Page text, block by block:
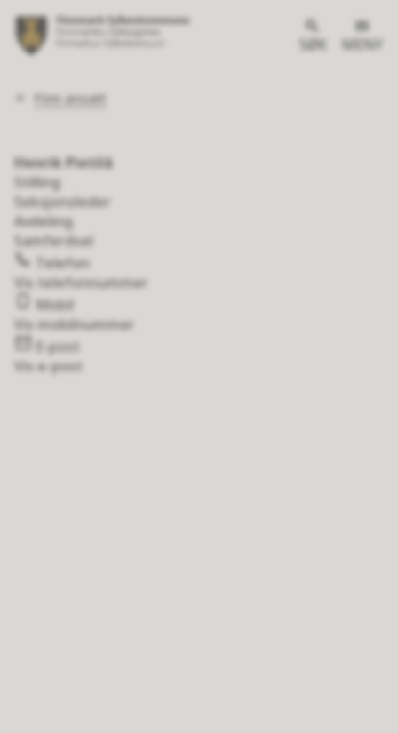
SØK MENY
Du
Finn ansatt
Henrik Pietilä
Stilling
Seksjonsleder
Avdeling
Samferdsel
Telefon
Vis telefonnummer
Mobil
Vis mobilnummer
E-post
Vis e-post